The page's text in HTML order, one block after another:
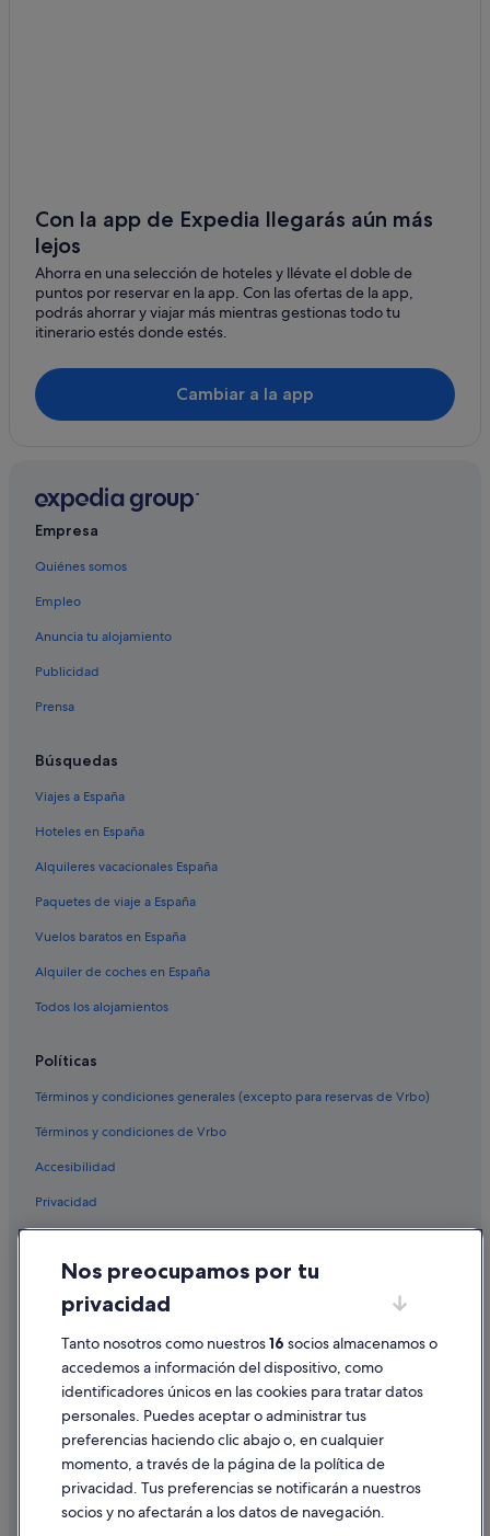
Con la app de Expedia llegarás aún más
lejos
Ahorra en una selección de hoteles y llévate el doble de
puntos por reservar en la app. Con las ofertas de la app,
podrás ahorrar y viajar más mientras gestionas todo tu
itinerario estés donde estés.
Cambiar a la app
Empresa
Quiénes somos
Empleo
Anuncia tu alojamiento
Publicidad
Prensa
Búsquedas
Viajes a España
Hoteles en España
Alquileres vacacionales España
Paquetes de viaje a España
Vuelos baratos en España
Alquiler de coches en España
Todos los alojamientos
Políticas
Términos y condiciones generales (excepto para reservas de Vrbo)
Términos y condiciones de Vrbo
Accesibilidad
Privacidad
Condiciones de uso
Información legal/contacto
Pautas sobre el contenido y cómo denunciar contenido
Ayuda
Cancelar un vuelo
Cancelar una reserva de hotel o de un alquiler vacacional
Nos preocupamos por tu
privacidad
Tanto nosotros como nuestros16 socios almacenamos o
accedemos a información del dispositivo, como
identificadores únicos en las cookies para tratar datos
personales. Puedes aceptar o administrar tus
preferencias haciendo clic abajo o, en cualquier
momento, a través de la página de la política de
privacidad. Tus preferencias se notificarán a nuestros
socios y no afectarán a los datos de navegación.